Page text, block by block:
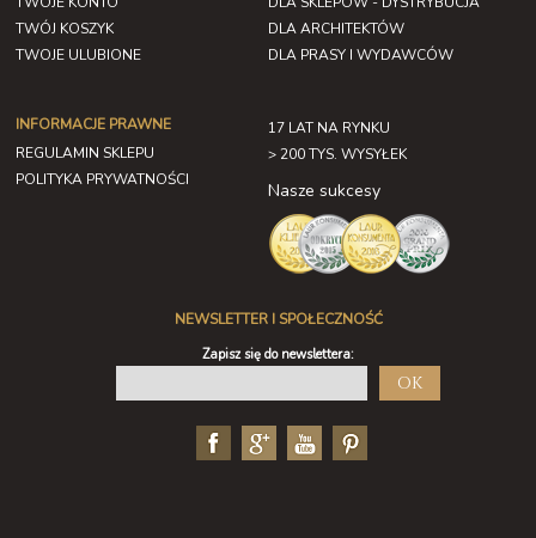
TWÓJ KOSZYK
TWOJE ULUBIONE
INFORMACJE PRAWNE
REGULAMIN SKLEPU
POLITYKA PRYWATNOŚCI
DLA ARCHITEKTÓW
DLA PRASY I WYDAWCÓW
17 LAT NA RYNKU
> 200 TYS. WYSYŁEK
Nasze sukcesy
NEWSLETTER I SPOŁECZNOŚĆ
Zapisz się do newslettera:
OK